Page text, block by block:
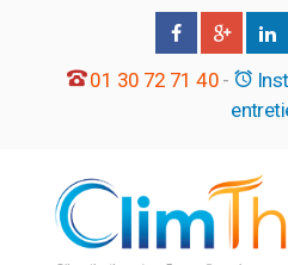
01 30 72 71 40-